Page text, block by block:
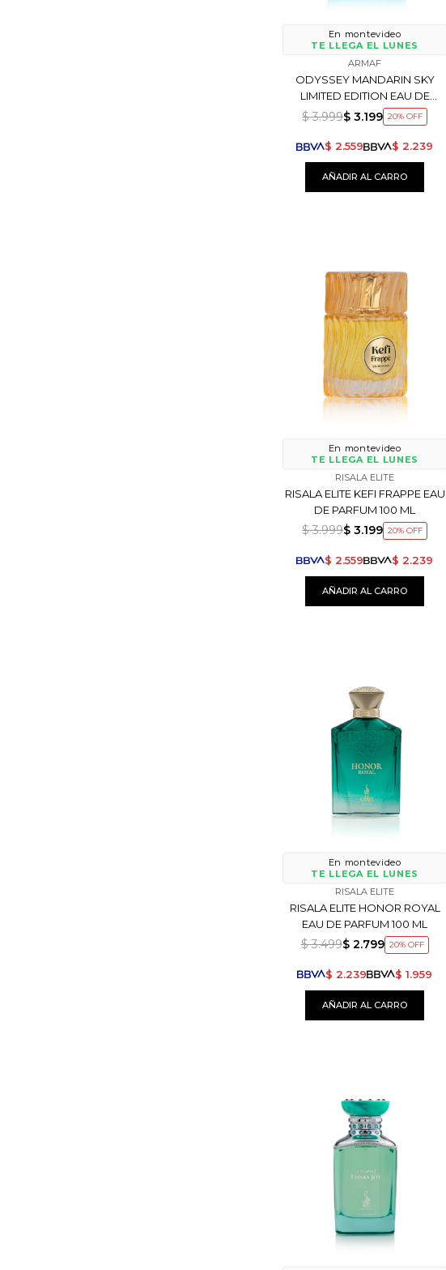
En montevideo
TE LLEGA EL LUNES
ARMAF
ODYSSEY MANDARIN SKY
LIMITED EDITION EAU DE
PARFUM 100 ML
$ 3.199
$ 3.999 20
$ 2.239
$ 2.559
En montevideo
TE LLEGA EL LUNES
RISALA ELITE
RISALA ELITE KEFI FRAPPE EAU
DE PARFUM 100 ML
$ 3.199
$ 3.999 20
$ 2.239
$ 2.559
En montevideo
TE LLEGA EL LUNES
RISALA ELITE
RISALA ELITE HONOR ROYAL
EAU DE PARFUM 100 ML
$ 2.799
$ 3.499 20
$ 1.959
$ 2.239